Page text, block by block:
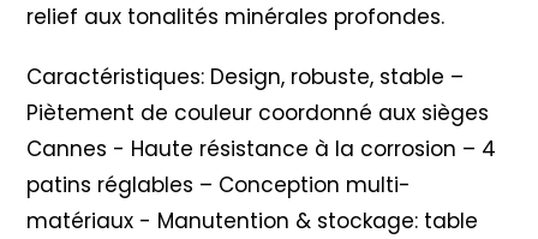
relief aux tonalités minérales profondes.
Caractéristiques: Design, robuste, stable –
Piètement de couleur coordonné aux sièges
Cannes - Haute résistance à la corrosion – 4
patins réglables – Conception multi-
matériaux - Manutention & stockage: table